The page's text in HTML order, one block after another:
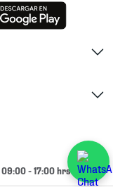
- 17:00 hrs